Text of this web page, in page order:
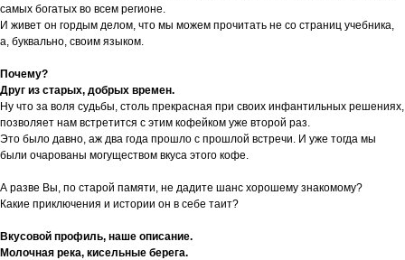
самых богатых во всем регионе.
И живет он гордым делом, что мы можем прочитать не со страниц учебника,
а, буквально, своим языком.
Почему?
Друг из старых, добрых времен.
Ну что за воля судьбы, столь прекрасная при своих инфантильных решениях,
позволяет нам встретится с этим кофейком уже второй раз.
Это было давно, аж два года прошло с прошлой встречи. И уже тогда мы
были очарованы могуществом вкуса этого кофе.
А разве Вы, по старой памяти, не дадите шанс хорошему знакомому?
Какие приключения и истории он в себе таит?
Вкусовой профиль, наше описание.
Молочная река, кисельные берега.